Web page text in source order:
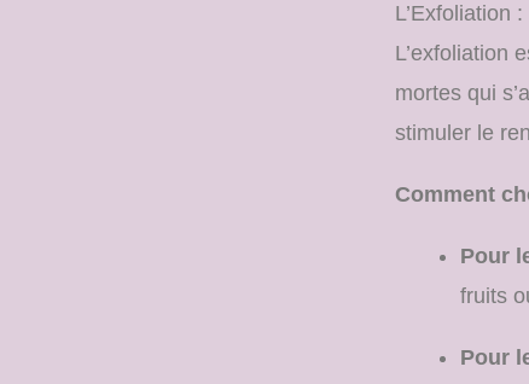
L’Exfoliation
L’exfoliation
mortes qui
stimuler le
Comment
Pour
fruits
Pour